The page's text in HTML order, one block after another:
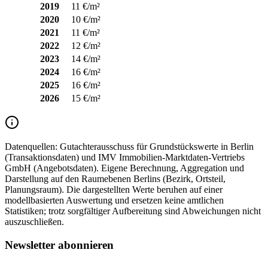
2019
11 €/m²
2020
10 €/m²
2021
11 €/m²
2022
12 €/m²
2023
14 €/m²
2024
16 €/m²
2025
16 €/m²
2026
15 €/m²
Datenquellen: Gutachterausschuss für Grundstückswerte in Berlin
(Transaktionsdaten) und IMV Immobilien-Marktdaten-Vertriebs
GmbH (Angebotsdaten). Eigene Berechnung, Aggregation und
Darstellung auf den Raumebenen Berlins (Bezirk, Ortsteil,
Planungsraum). Die dargestellten Werte beruhen auf einer
modellbasierten Auswertung und ersetzen keine amtlichen
Statistiken; trotz sorgfältiger Aufbereitung sind Abweichungen nicht
auszuschließen.
Newsletter abonnieren